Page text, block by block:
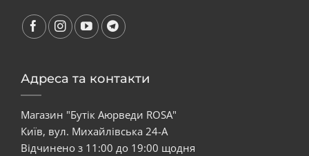
Адреса та контакти
Магазин "Бутік Аюрведи ROSA"
Київ, вул. Михайлівська 24-А
Відчинено з 11:00 до 19:00 щодня